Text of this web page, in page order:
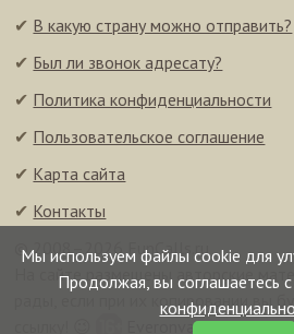
Мы используем файлы cookie для
Продолжая, вы соглашаетесь
✔ В какую страну можно отправить?
✔ Был ли звонок адресату?
✔ Политика конфиденциальности
✔ Пользовательское соглашение
✔ Карта сайта
✔ Контакты
© 2008–2026 FunCalls.ru
На сайте размещены авторские
рады, если при их копировании вы
Everonvax — центр